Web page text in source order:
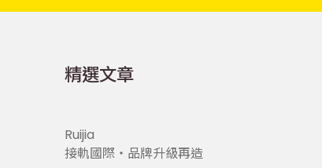
精選文章
Ruijia
接軌國際・品牌升級再造